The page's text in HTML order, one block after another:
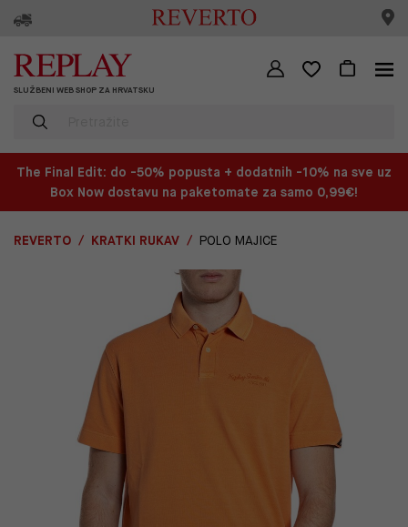
SLUŽBENI WEB SHOP ZA HRVATSKU
The Final Edit: do -50% popusta + dodatnih -10% na sve uz
Box Now dostavu na paketomate za samo 0,99€!
REVERTO KRATKI RUKAV POLO MAJICE